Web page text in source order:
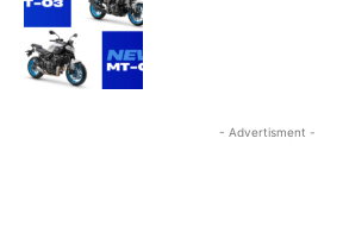
- Advertisment -